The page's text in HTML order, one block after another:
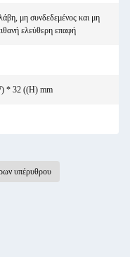
μη συνδεδεμένος και μη
ελεύθερη επαφή
* 32 ((H) mm
υπέρυθρου